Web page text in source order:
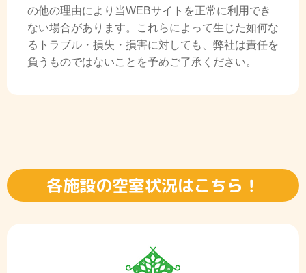
の他の理由により当WEBサイトを正常に利用でき
ない場合があります。これらによって生じた如何な
るトラブル・損失・損害に対しても、弊社は責任を
負うものではないことを予めご了承ください。
各施設の空室状況はこちら！